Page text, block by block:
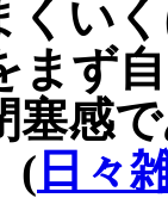
くい
まず
塞感
( 日々